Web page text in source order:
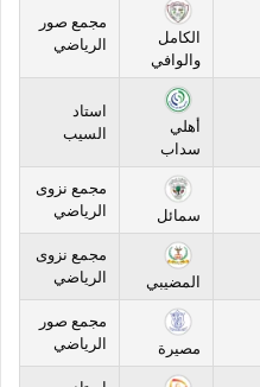
الكامل
والوافي
مجمع صور
الرياضي
أهلي
سداب
استاد
السيب
سمائل
مجمع نزوى
الرياضي
المضيبي
مجمع نزوى
الرياضي
مصيرة
مجمع صور
الرياضي